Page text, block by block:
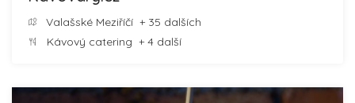
Valašské Meziříčí + 35 dalších
Kávový catering + 4 další